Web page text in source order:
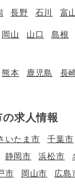
長野 石川 富
岡山 山口 島根
熊本 鹿児島 長
求人情報
いたま市 千葉市
静岡市 浜松市
市 岡山市 広島